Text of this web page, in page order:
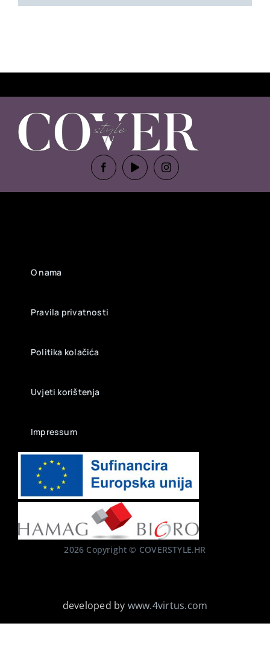
O nama
Pravila privatnosti
Politika kolačića
Uvjeti korištenja
Impressum
2026 Copyright © COVERSTYLE.HR
developed by www.4virtus.com